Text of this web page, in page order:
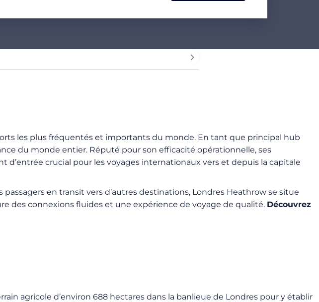
les plus fréquentés et importants du monde. En tant que principal hub
du monde entier. Réputé pour son efficacité opérationnelle, ses
crucial pour les voyages internationaux vers et depuis la capitale
en transit vers d’autres destinations, Londres Heathrow se situe
des connexions fluides et une expérience de voyage de qualité. Découvrez
agricole d’environ 688 hectares dans la banlieue de Londres pour y établir